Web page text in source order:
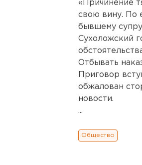
«Причинение
свою вину. По
бывшему
Сухоложский
Отбывать
Приговор
обжалован
новости.
...
Общество